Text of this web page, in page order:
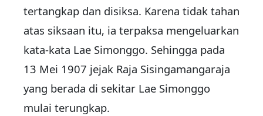
tertangkap dan disiksa. Karena tidak tahan
atas siksaan itu, ia terpaksa mengeluarkan
kata-kata Lae Simonggo. Sehingga pada
13 Mei 1907 jejak Raja Sisingamangaraja
yang berada di sekitar Lae Simonggo
mulai terungkap.